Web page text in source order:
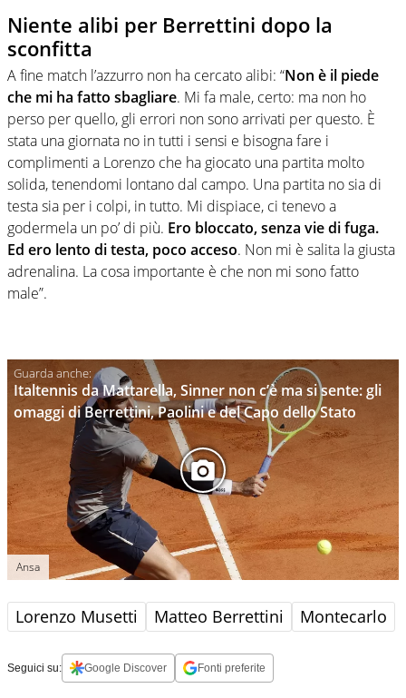
Niente alibi per Berrettini dopo la
sconfitta
A fine match l’azzurro non ha cercato alibi: “Non è il piede
che mi ha fatto sbagliare. Mi fa male, certo: ma non ho
perso per quello, gli errori non sono arrivati per questo. È
stata una giornata no in tutti i sensi e bisogna fare i
complimenti a Lorenzo che ha giocato una partita molto
solida, tenendomi lontano dal campo. Una partita no sia di
testa sia per i colpi, in tutto. Mi dispiace, ci tenevo a
godermela un po’ di più. Ero bloccato, senza vie di fuga.
Ed ero lento di testa, poco acceso. Non mi è salita la giusta
adrenalina. La cosa importante è che non mi sono fatto
male”.
Italtennis da Mattarella, Sinner non c’è ma si sente: gli
omaggi di Berrettini, Paolini e del Capo dello Stato
Ansa
Lorenzo Musetti Matteo Berrettini Montecarlo
Seguici su: Google Discover Fonti preferite